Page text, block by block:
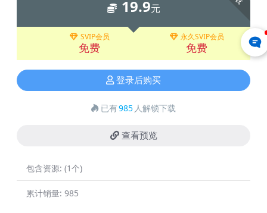
19.9元
SVIP会员
免费
永久SVIP会员
免费
登录后购买
已有985 人解锁下载
查看预览
包含资源: (1个)
累计销量: 985